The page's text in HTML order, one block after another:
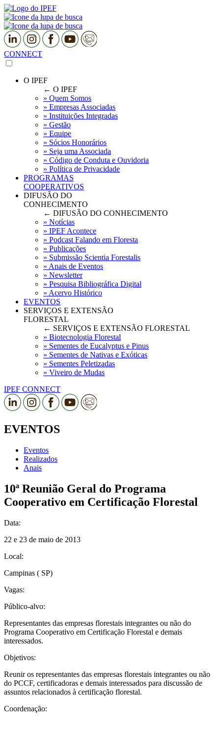
CONNECT
O IPEF
← O IPEF
» Quem Somos
» Empresas Associadas
» Instituições Integradas
» Gestão
» Equipe
» Sócios Honorários
» Seja uma Associada
» Código de Conduta e Ouvidoria
» Política de Privacidade
PROGRAMAS
COOPERATIVOS
DIFUSÃO DO
CONHECIMENTO
← DIFUSÃO DO CONHECIMENTO
» Notícias
» IPEF Acontece
» Podcast Falando em Floresta
» Publicações
» Submissão Scientia Forestalis
» Anais de Eventos
» Newsletter
» Pesquisa Bibliográfica Digital
» Acervo Histórico
EVENTOS
SERVIÇOS E EXTENSÃO
FLORESTAL
← SERVIÇOS E EXTENSÃO FLORESTAL
» Biotecnologia Florestal
» Sementes de Eucalyptus e Pinus
» Sementes de Nativas e Exóticas
» Sementes Peletizadas
» Viveiro de Mudas
IPEF CONNECT
EVENTOS
Eventos
Realizados
Anais
10ª Reunião Geral do Programa
Cooperativo em Certificação Florestal
Data:
22 e 23 de maio de 2013
Local:
Campinas ( SP)
Vagas:
Público-alvo:
Representantes das empresas florestais integrantes ou não do
Programa Cooperativo em Certificação Florestal e demais
interessados.
Objetivos:
Reunir os representantes das empresas florestais integrantes ou não
do PCCF, certificadoras e demais interessados para discussão de
assuntos relacionados à certificação florestal.
Coordenação: